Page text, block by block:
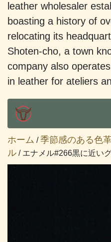
leather wholesaler
boasting a history of
relocating its
Shoten-cho, a town
company also
in leather for ateliers
ホーム /季節感のある色
ル / エナメル#266黒に近い